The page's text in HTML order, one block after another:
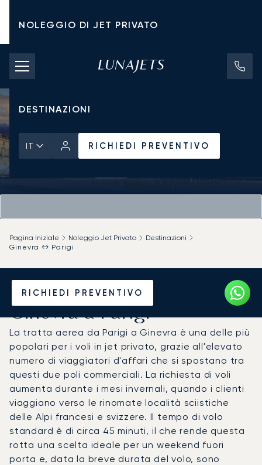
NOLEGGIO DI JET PRIVATO
TARIFFE DI NOLEGGIO
JET PRIVATI
DESTINAZIONI
IT RICHIEDI PREVENTIVO
RICHIEDI PREVENTIVO
Pagina Iniziale Noleggio Jet Privato
Destinazioni
Ginevra ↔ Parigi
Noleggia un Jet Privato da
Ginevra a Parigi
La tratta aerea da Parigi a Ginevra è una delle più
popolari per i voli in jet privato, grazie all'elevato
numero di viaggiatori d'affari che si spostano tra
questi due poli commerciali. La richiesta di voli
aumenta durante i mesi invernali, quando i clienti
viaggiano verso le rinomate località sciistiche
delle Alpi francesi e svizzere. Il tempo di volo
standard è di circa 45 minuti, il che rende questa
rotta una scelta ideale per un weekend fuori
porta e, data la breve durata del volo, sono